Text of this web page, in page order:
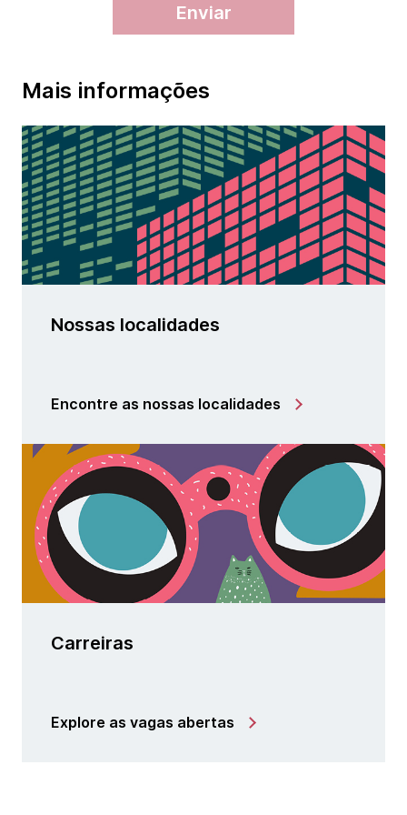
enviar
Mais informações
Nossas localidades
Encontre as nossas localidades
Carreiras
Explore as vagas abertas